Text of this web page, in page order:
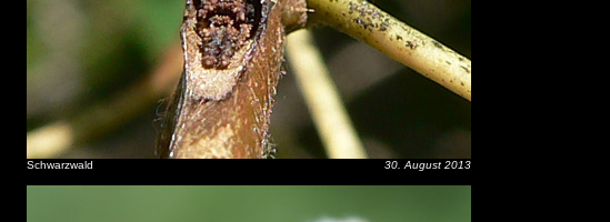
Schwarzwald 30. August 2013